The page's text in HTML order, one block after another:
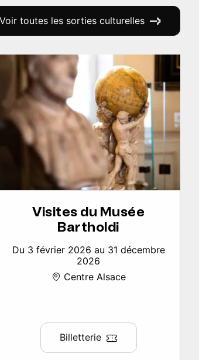
Voir toutes les sorties culturelles
Visites du Musée
Bartholdi
Du 3 février 2026 au 31 décembre
2026
Centre Alsace
Billetterie